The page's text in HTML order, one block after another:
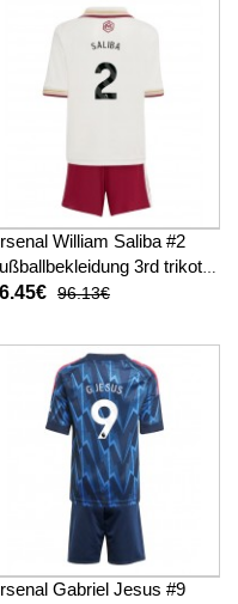
William Saliba #2
3rd trikot
2025-26 Kurzarm (+
96.13€
Gabriel Jesus #9